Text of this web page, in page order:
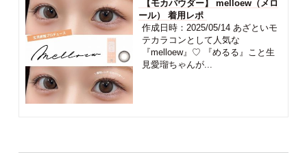
【モカパウダー】 melloew（メロ
ール） 着用レポ
作成日時：2025/05/14 あざといモ
テカラコンとして人気な
『melloew』♡ 『めるる』こと生
見愛瑠ちゃんが...